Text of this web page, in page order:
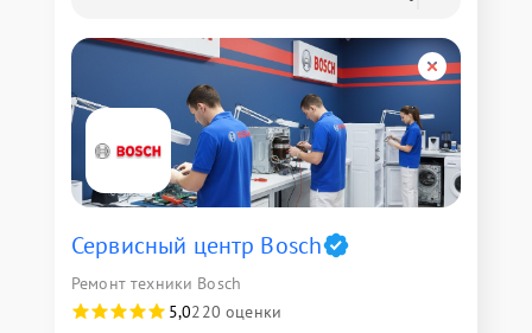
Сервисный центр Bosch
Ремонт техники Bosch
5,0220 оценки